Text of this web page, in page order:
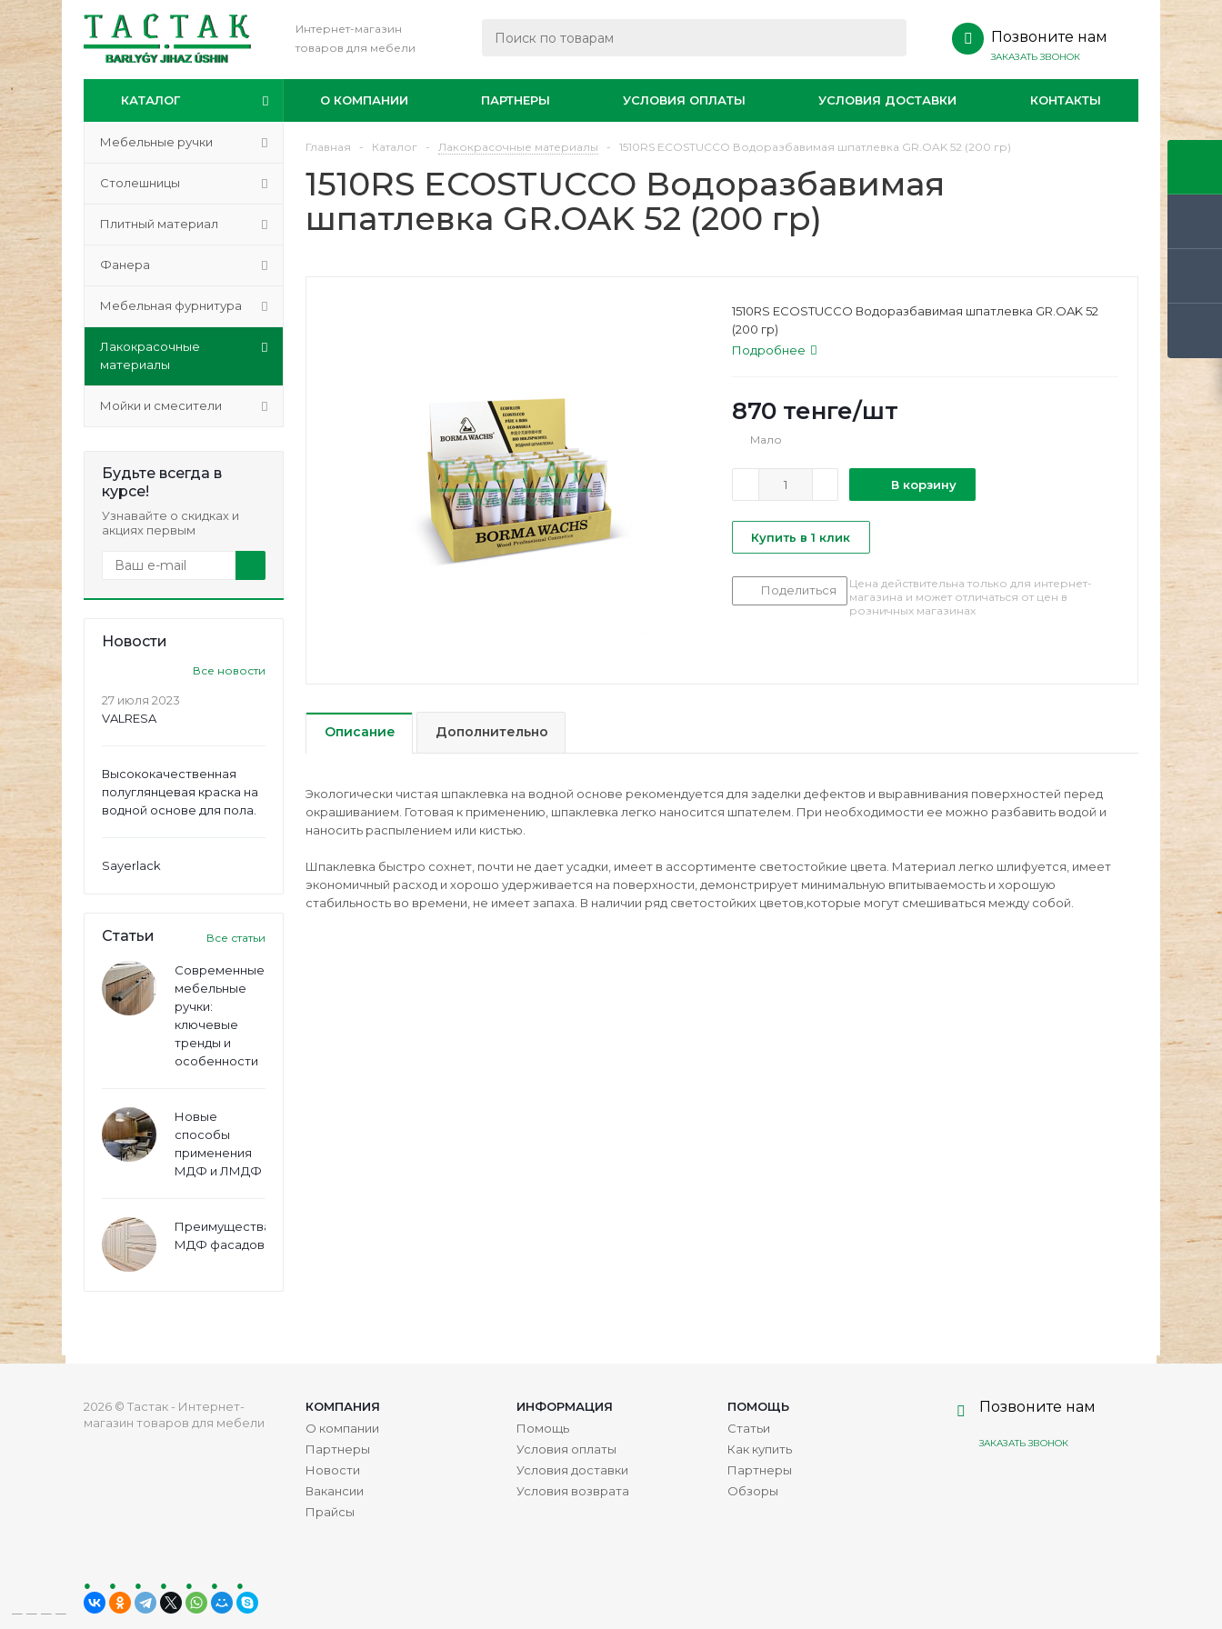
Интернет-магазин
товаров для мебели
Позвоните нам
ЗАКАЗАТЬ ЗВОНОК
КАТАЛОГ О КОМПАНИИ ПАРТНЕРЫ УСЛОВИЯ ОПЛАТЫ УСЛОВИЯ ДОСТАВКИ КОНТАКТЫ
Мебельные ручки
Столешницы
Плитный материал
Фанера
Мебельная фурнитура
Лакокрасочные
материалы
Мойки и смесители
Будьте всегда в
курсе!
Узнавайте о скидках и
акциях первым
Новости
Все новости
27 июля 2023
VALRESA
Высококачественная
полуглянцевая краска на
водной основе для пола.
Sayerlack
Статьи Все статьи
Современные
мебельные
ручки:
ключевые
тренды и
особенности
Новые
способы
применения
МДФ и ЛМДФ
Преимущества
МДФ фасадов
Главная - Каталог - Лакокрасочные материалы - 1510RS ECOSTUCCO Водоразбавимая шпатлевка GR.OAK 52 (200 гр)
1510RS ECOSTUCCO Водоразбавимая
шпатлевка GR.OAK 52 (200 гр)
1510RS ECOSTUCCO Водоразбавимая шпатлевка GR.OAK 52
(200 гр)
Подробнее
870 тенге/шт
Мало
В корзину
Купить в 1 клик
Поделиться
Цена действительна только для интернет-
магазина и может отличаться от цен в
розничных магазинах
Описание Дополнительно
Экологически чистая шпаклевка на водной основе рекомендуется для заделки дефектов и выравнивания поверхностей перед
окрашиванием. Готовая к применению, шпаклевка легко наносится шпателем. При необходимости ее можно разбавить водой и
наносить распылением или кистью.
Шпаклевка быстро сохнет, почти не дает усадки, имеет в ассортименте светостойкие цвета. Материал легко шлифуется, имеет
экономичный расход и хорошо удерживается на поверхности, демонстрирует минимальную впитываемость и хорошую
стабильность во времени, не имеет запаха. В наличии ряд светостойких цветов,которые могут смешиваться между собой.
2026 © Тастак - Интернет-
магазин товаров для мебели
КОМПАНИЯ ИНФОРМАЦИЯ
ПОМОЩЬ
О компании
Партнеры
Новости
Вакансии
Прайсы
Помощь
Условия оплаты
Условия доставки
Условия возврата
Статьи
Как купить
Партнеры
Обзоры
Позвоните нам
ЗАКАЗАТЬ ЗВОНОК